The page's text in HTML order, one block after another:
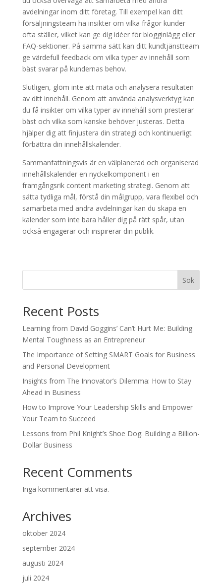
avdelningar inom ditt företag. Till exempel kan ditt
försäljningsteam ha insikter om vilka frågor kunder
ofta ställer, vilket kan ge dig idéer för blogginlägg eller
FAQ-sektioner. På samma sätt kan ditt kundtjänstteam
ge värdefull feedback om vilka typer av innehåll som
bäst svarar på kundernas behov.
Slutligen, glöm inte att mäta och analysera resultaten
av ditt innehåll. Genom att använda analysverktyg kan
du få insikter om vilka typer av innehåll som presterar
bäst och vilka som kanske behöver justeras. Detta
hjälper dig att finjustera din strategi och kontinuerligt
förbättra din innehållskalender.
Sammanfattningsvis är en välplanerad och organiserad
innehållskalender en nyckelkomponent i en
framgångsrik content marketing strategi. Genom att
sätta tydliga mål, förstå din målgrupp, vara flexibel och
samarbeta med andra avdelningar kan du skapa en
kalender som inte bara håller dig på rätt spår, utan
också engagerar och inspirerar din publik.
Sök
Recent Posts
Learning from David Goggins’ Can’t Hurt Me: Building
Mental Toughness as an Entrepreneur
The Importance of Setting SMART Goals for Business
and Personal Development
Insights from The Innovator’s Dilemma: How to Stay
Ahead in Business
How to Improve Your Leadership Skills and Empower
Your Team to Succeed
Lessons from Phil Knight’s Shoe Dog: Building a Billion-
Dollar Business
Recent Comments
Inga kommentarer att visa.
Archives
oktober 2024
september 2024
augusti 2024
juli 2024